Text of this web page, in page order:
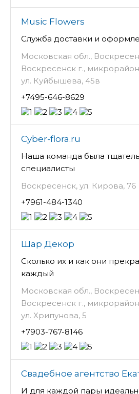
Music Flowers
Служба доставки и
Московская обл.,
Воскресенск г.,
ул. Куйбышева, 45в
+7495-646-8629
Cyber-flora.ru
Наша команда была
специалисты
Воскресенск, ул. Кирова, 76
+7961-484-1340
Шар Декор
Сколько их и как они
каждый
Московская обл.,
Воскресенск г.,
ул. Хрипунова, 5
+7903-767-8146
Свадебное агентство
И для каждой пары